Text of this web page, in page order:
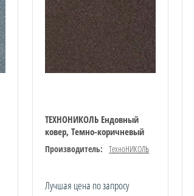
ТЕХНОНИКОЛЬ Ендовный
ковер, Темно-коричневый
Производитель: ТехноНИКОЛЬ
Лучшая цена по запросу